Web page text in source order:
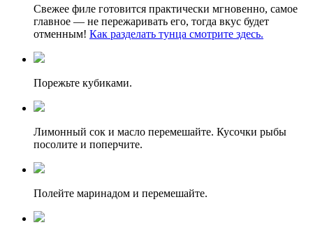
Свежее филе готовится практически мгновенно, самое
главное — не пережаривать его, тогда вкус будет
отменным! Как разделать тунца смотрите здесь.
Порежьте кубиками.
Лимонный сок и масло перемешайте. Кусочки рыбы
посолите и поперчите.
Полейте маринадом и перемешайте.